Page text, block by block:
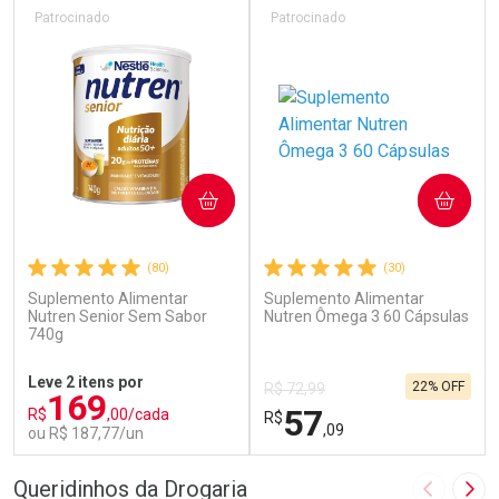
(80)
Suplemento Alimentar
Nutren Senior Sem Sabor
740g
Patrocinado
Leve 2 itens por
R$169,00/cada
ou R$ 187,77/un
COMPRAR
(30)
Suplemento Alimentar
Nutren Ômega 3 60 Cápsulas
Patrocinado
R$ 72,99
R$57,09
22% OFF
COMPRAR
Queridinhos da Drogaria